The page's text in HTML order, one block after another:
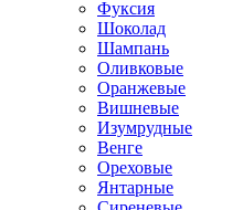
Фуксия
Шоколад
Шампань
Оливковые
Оранжевые
Вишневые
Изумрудные
Венге
Ореховые
Янтарные